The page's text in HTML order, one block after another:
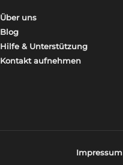
Über uns
Blog
Hilfe & Unterstützung
Kontakt aufnehmen
Impressum